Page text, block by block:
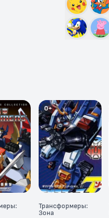
0+
Трансформеры:
Зона